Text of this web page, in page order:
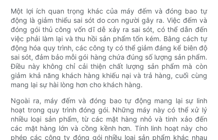
Một lợi ích quan trọng khác của máy đếm và đóng bao tự
động là giảm thiểu sai sót do con người gây ra. Việc đếm và
đóng gói thủ công vốn dĩ dễ xảy ra sai sót, có thể dẫn đến
việc phải làm lại và thu hồi sản phẩm tốn kém. Bằng cách tự
động hóa quy trình, các công ty có thể giảm đáng kể biên độ
sai sót, đảm bảo mỗi gói hàng chứa đúng số lượng sản phẩm.
Điều này không chỉ cải thiện chất lượng sản phẩm mà còn
giảm khả năng khách hàng khiếu nại và trả hàng, cuối cùng
mang lại sự hài lòng hơn cho khách hàng.
Ngoài ra, máy đếm và đóng bao tự động mang lại sự linh
hoạt trong quy trình đóng gói. Những máy này có thể xử lý
nhiều loại sản phẩm, từ các mặt hàng nhỏ và tinh xảo đến
các mặt hàng lớn và cồng kềnh hơn. Tính linh hoạt này cho
phép các công ty đóng gói nhiều loại sản phẩm khác nhau